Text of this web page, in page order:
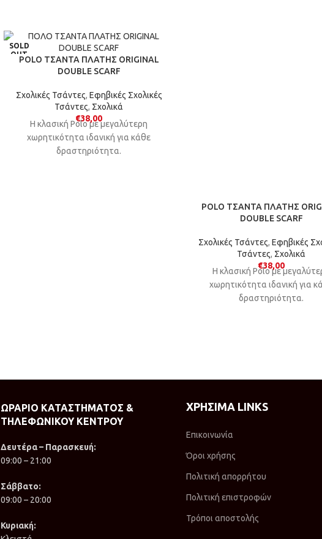
SOLD
OUT
POLO ΤΣΑΝΤΑ ΠΛΑΤΗΣ ORIGINAL
DOUBLE SCARF
Σχολικές Τσάντες, Εφηβικές Σχολικές
Τσάντες, Σχολικά
€38,00
Η κλασική Polo με μεγαλύτερη
χωρητικότητα ιδανική για κάθε
δραστηριότητα.
POLO ΤΣΑΝΤΑ ΠΛΑΤΗΣ
DOUBLE SCARF
Σχολικές Τσάντες, Εφηβικές
Τσάντες, Σχολικά
€38,00
Η κλασική Polo με
χωρητικότητα ιδανική για
δραστηριότητα.
ΩΡΑΡΙΟ ΚΑΤΑΣΤΗΜΑΤΟΣ &
ΤΗΛΕΦΩΝΙΚΟΥ ΚΕΝΤΡΟΥ
Δευτέρα – Παρασκευή:
09:00 – 21:00
Σάββατο:
09:00 – 20:00
Κυριακή:
ΧΡΗΣΙΜΑ LINKS
Επικοινωνία
Όροι χρήσης
Πολιτική απορρήτου
Πολιτική επιστροφών
Τρόποι αποστολής